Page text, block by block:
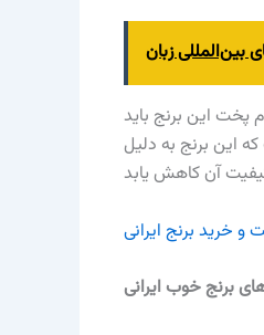
بین‌المللی زبان
پخت این برنج باید
این برنج به دلیل
خرید برنج ایرانی
برنج خوب ایرانی